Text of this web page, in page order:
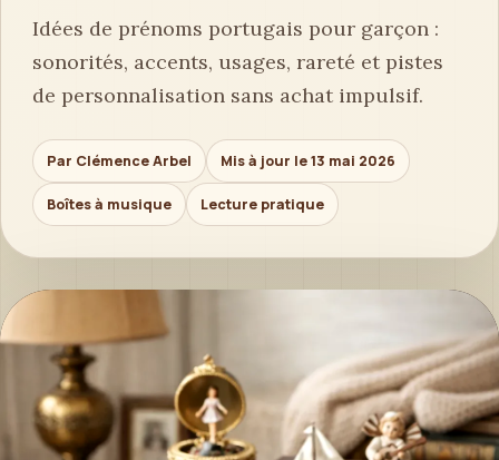
Idées de prénoms portugais pour garçon :
sonorités, accents, usages, rareté et pistes
de personnalisation sans achat impulsif.
Par Clémence Arbel Mis à jour le 13 mai 2026
Boîtes à musique Lecture pratique